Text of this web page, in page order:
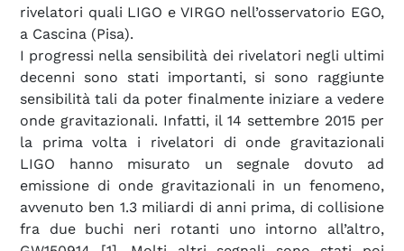
rivelatori quali LIGO e VIRGO nell’osservatorio EGO,
a Cascina (Pisa).
I progressi nella sensibilità dei rivelatori negli ultimi
decenni sono stati importanti, si sono raggiunte
sensibilità tali da poter finalmente iniziare a vedere
onde gravitazionali. Infatti, il 14 settembre 2015 per
la prima volta i rivelatori di onde gravitazionali
LIGO hanno misurato un segnale dovuto ad
emissione di onde gravitazionali in un fenomeno,
avvenuto ben 1.3 miliardi di anni prima, di collisione
fra due buchi neri rotanti uno intorno all’altro,